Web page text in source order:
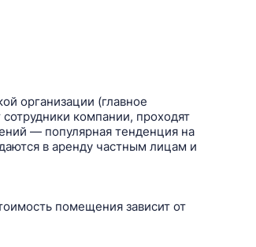
организации (главное
компании, проходят
— популярная тенденция на
в аренду частным лицам и
помещения зависит от